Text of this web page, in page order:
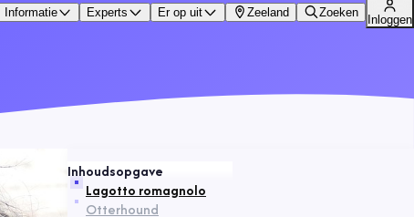
Informatie Experts Er op uit Zeeland Zoeken
Inloggen
Inhoudsopgave
Lagotto romagnolo
Otterhound